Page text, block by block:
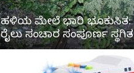
ಹಳಿಯ ಮೇಲೆ ಭಾರಿ ಭೂಕುಸಿತ:
ರೈಲು ಸಂಚಾರ ಸಂಪೂರ್ಣ ಸ್ಥಗಿತ